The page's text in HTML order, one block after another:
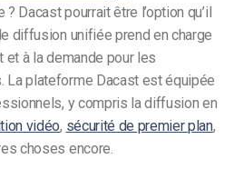
Dacast pourrait être l’option qu’il
diffusion unifiée prend en charge
à la demande pour les
plateforme Dacast est équipée
y compris la diffusion en
vidéo, sécurité de premier plan,
choses encore.